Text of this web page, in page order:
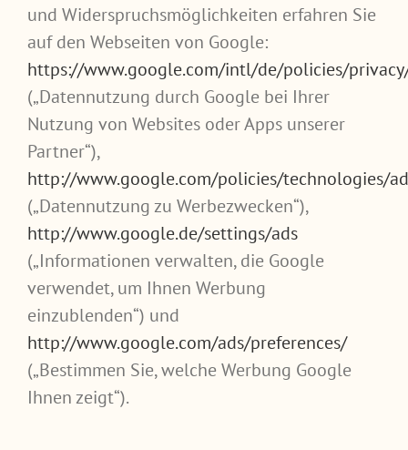
und Widerspruchsmöglichkeiten erfahren Sie
auf den Webseiten von Google:
https://www.google.com/intl/de/policies/
(„Datennutzung durch Google bei Ihrer
Nutzung von Websites oder Apps unserer
Partner“),
http://www.google.com/policies/technologies/
(„Datennutzung zu Werbezwecken“),
http://www.google.de/settings/ads
(„Informationen verwalten, die Google
verwendet, um Ihnen Werbung
einzublenden“) und
http://www.google.com/ads/preferences/
(„Bestimmen Sie, welche Werbung Google
Ihnen zeigt“).